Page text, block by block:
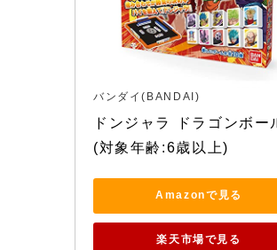
バンダイ(BANDAI)
ドンジャラ ドラゴンボー
(対象年齢:6歳以上)
Amazonで見る
楽天市場で見る